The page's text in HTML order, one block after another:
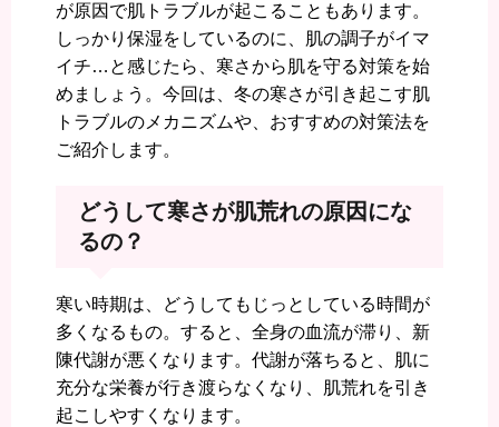
が原因で肌トラブルが起こることもあります。
しっかり保湿をしているのに、肌の調子がイマ
イチ…と感じたら、寒さから肌を守る対策を始
めましょう。今回は、冬の寒さが引き起こす肌
トラブルのメカニズムや、おすすめの対策法を
ご紹介します。
どうして寒さが肌荒れの原因にな
るの？
寒い時期は、どうしてもじっとしている時間が
多くなるもの。すると、全身の血流が滞り、新
陳代謝が悪くなります。代謝が落ちると、肌に
充分な栄養が行き渡らなくなり、肌荒れを引き
起こしやすくなります。